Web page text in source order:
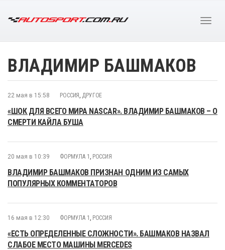
ВЛАДИМИР БАШМАКОВ
22 мая в 15:58 РОССИЯ , ДРУГОЕ
«ШОК ДЛЯ ВСЕГО МИРА NASCAR». ВЛАДИМИР БАШМАКОВ – О
СМЕРТИ КАЙЛА БУША
20 мая в 10:39 ФОРМУЛА 1 , РОССИЯ
ВЛАДИМИР БАШМАКОВ ПРИЗНАН ОДНИМ ИЗ САМЫХ
ПОПУЛЯРНЫХ КОММЕНТАТОРОВ
16 мая в 12:30 ФОРМУЛА 1 , РОССИЯ
«ЕСТЬ ОПРЕДЕЛЕННЫЕ СЛОЖНОСТИ». БАШМАКОВ НАЗВАЛ
СЛАБОЕ МЕСТО МАШИНЫ MERCEDES